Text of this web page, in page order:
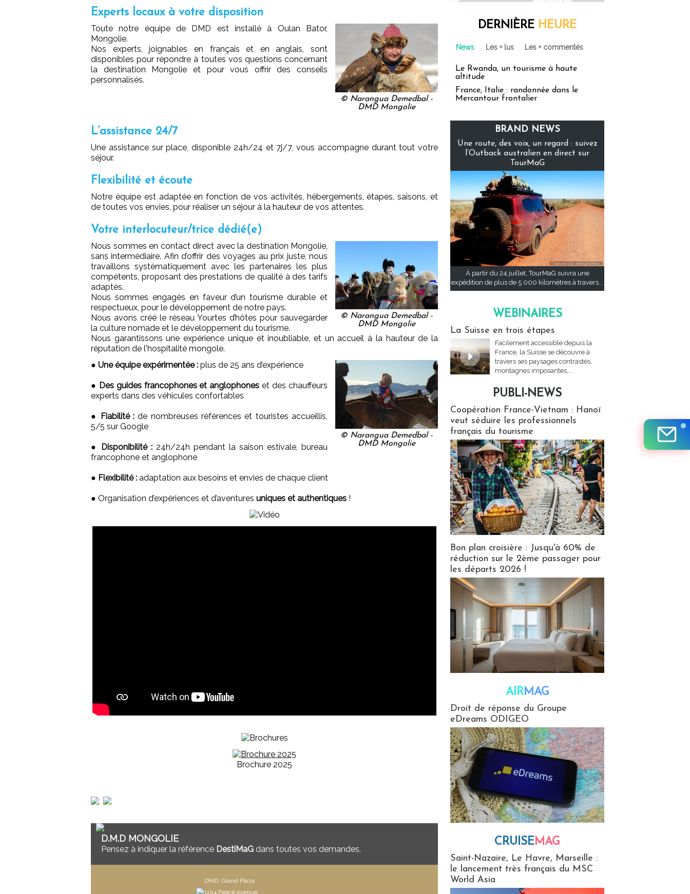
Experts locaux à votre disposition
© Narangua Demedbal -
DMD Mongolie
Toute notre équipe de DMD est installé à Oulan Bator,
Mongolie.
Nos experts, joignables en français et en anglais, sont
disponibles pour répondre à toutes vos questions concernant
la destination Mongolie et pour vous offrir des conseils
personnalisés.
L’assistance 24/7
Une assistance sur place, disponible 24h/24 et 7j/7, vous accompagne durant tout votre
séjour.
Flexibilité et écoute
Notre équipe est adaptée en fonction de vos activités, hébergements, étapes, saisons, et
de toutes vos envies, pour réaliser un séjour à la hauteur de vos attentes.
Votre interlocuteur/trice dédié(e)
© Narangua Demedbal -
DMD Mongolie
Nous sommes en contact direct avec la destination Mongolie,
sans intermédiaire. Afin d’offrir des voyages au prix juste, nous
travaillons systématiquement avec les partenaires les plus
compétents, proposant des prestations de qualité à des tarifs
adaptés.
Nous sommes engagés en faveur d’un tourisme durable et
respectueux, pour le développement de notre pays.
Nous avons créé le réseau Yourtes d’hôtes pour sauvegarder
la culture nomade et le développement du tourisme.
Nous garantissons une expérience unique et inoubliable, et un accueil à la hauteur de la
réputation de l'hospitalité mongole.
© Narangua Demedbal -
DMD Mongolie
● Une équipe expérimentée : plus de 25 ans d’expérience
● Des guides francophones et anglophones et des chauffeurs
experts dans des véhicules confortables
● Fiabilité : de nombreuses références et touristes accueillis,
5/5 sur Google
● Disponibilité : 24h/24h pendant la saison estivale, bureau
francophone et anglophone
● Flexibilité : adaptation aux besoins et envies de chaque client
● Organisation d’expériences et d’aventures uniques et authentiques !
Brochure 2025
D.M.D MONGOLIE
Pensez à indiquer la référence DestiMaG dans toutes vos demandes.
DMD, Grand Plaza
1104 Peace avenue
DERNIÈRE HEURE
News Les + lus Les + commentés
Le Rwanda, un tourisme à haute
altitude
France, Italie : randonnée dans le
Mercantour frontalier
BRAND NEWS
Une route, des voix, un regard : suivez
l’Outback australien en direct sur
TourMaG
À partir du 24 juillet, TourMaG suivra une
expédition de plus de 5 000 kilomètres à travers...
WEBINAIRES
La Suisse en trois étapes
Facilement accessible depuis la
France, la Suisse se découvre à
travers ses paysages contrastés,
montagnes imposantes,...
PUBLI-NEWS
Coopération France-Vietnam : Hanoï
veut séduire les professionnels
français du tourisme
Bon plan croisière : Jusqu'à 60% de
réduction sur le 2ème passager pour
les départs 2026 !
AIRMAG
Droit de réponse du Groupe
eDreams ODIGEO
CRUISEMAG
Saint-Nazaire, Le Havre, Marseille :
le lancement très français du MSC
World Asia